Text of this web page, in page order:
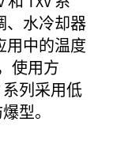
、水冷却器
用中的温度
使用方
列采用低
型。